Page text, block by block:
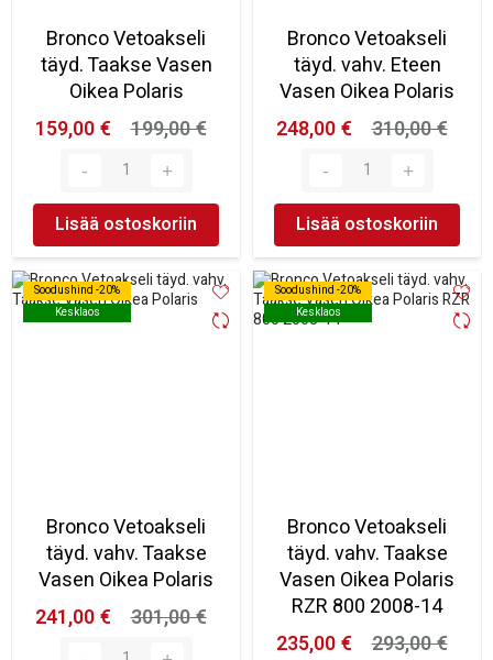
Bronco Vetoakseli
täyd. Taakse Vasen
Oikea Polaris
159,00 €
199,00 €
Lisää ostoskoriin
Bronco Vetoakseli
täyd. vahv. Eteen
Vasen Oikea Polaris
248,00 €
310,00 €
Lisää ostoskoriin
Soodushind -20%
Kesklaos
Soodushind -20%
Kesklaos
Bronco Vetoakseli
täyd. vahv. Taakse
Vasen Oikea Polaris
241,00 €
301,00 €
Soodushind -20%
Kesklaos
Soodushind -20%
Kesklaos
Bronco Vetoakseli
täyd. vahv. Taakse
Vasen Oikea Polaris
RZR 800 2008-14
235,00 €
293,00 €